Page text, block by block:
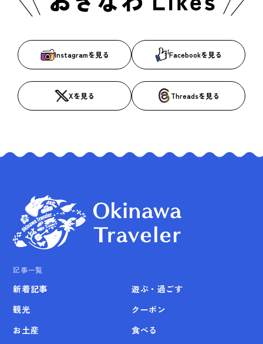
Instagramを見る Facebookを見る
Xを見る Threadsを見る
記事一覧
新着記事
観光
お土産
遊ぶ・過ごす
クーポン
食べる